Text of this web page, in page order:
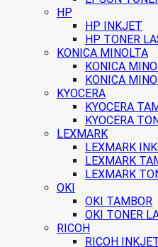
HP
HP INKJET
HP TONER
KONICA MINOLTA
KONICA
KONICA
KYOCERA
KYOCERA
KYOCERA
LEXMARK
LEXMARK
LEXMARK
LEXMARK
OKI
OKI TAMBOR
OKI TONER
RICOH
RICOH